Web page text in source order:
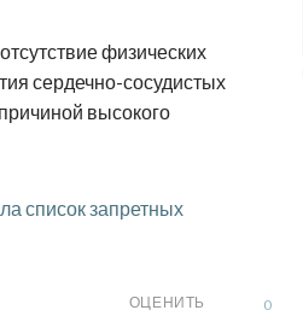
физических
сердечно-сосудистых
высокого
список запретных
ОЦЕНИТЬ
0